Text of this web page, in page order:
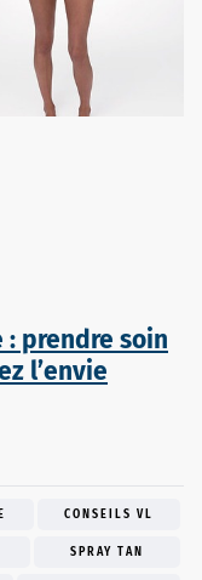
prendre soin
l’envie
CONSEILS VL
SPRAY TAN